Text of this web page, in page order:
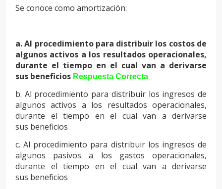
Se conoce como amortización:
a. Al procedimiento para distribuir los costos de
algunos activos a los resultados operacionales,
durante el tiempo en el cual van a derivarse
sus beneficios Respuesta Correcta
b. Al procedimiento para distribuir los ingresos de
algunos activos a los resultados operacionales,
durante el tiempo en el cual van a derivarse
sus beneficios
c. Al procedimiento para distribuir los ingresos de
algunos pasivos a los gastos operacionales,
durante el tiempo en el cual van a derivarse
sus beneficios